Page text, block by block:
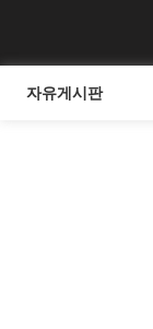
자유게시판